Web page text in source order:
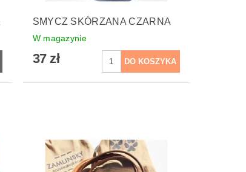
SMYCZ SKÓRZANA CZARNA
W magazynie
37 zł